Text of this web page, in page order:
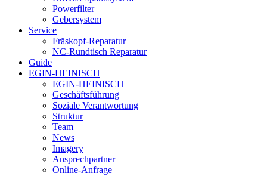
Powerfilter
Gebersystem
Service
Fräskopf-Reparatur
NC-Rundtisch Reparatur
Guide
EGIN-HEINISCH
EGIN-HEINISCH
Geschäftsführung
Soziale Verantwortung
Struktur
Team
News
Imagery
Ansprechpartner
Online-Anfrage